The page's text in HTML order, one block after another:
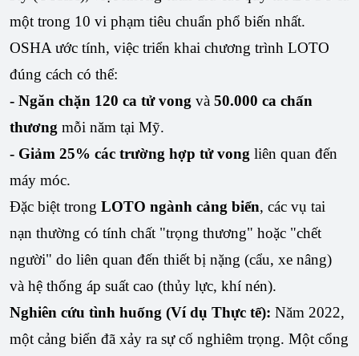
một trong 10 vi phạm tiêu chuẩn phổ biến nhất.
OSHA ước tính, việc triển khai chương trình LOTO
đúng cách có thể:
- Ngăn chặn 120 ca tử vong và 50.000 ca chấn
thương mỗi năm tại Mỹ.
- Giảm 25% các trường hợp tử vong liên quan đến
máy móc.
Đặc biệt trong LOTO ngành cảng biển, các vụ tai
nạn thường có tính chất "trọng thương" hoặc "chết
người" do liên quan đến thiết bị nặng (cẩu, xe nâng)
và hệ thống áp suất cao (thủy lực, khí nén).
Nghiên cứu tình huống (Ví dụ Thực tế): Năm 2022,
một cảng biển đã xảy ra sự cố nghiêm trọng. Một cổng